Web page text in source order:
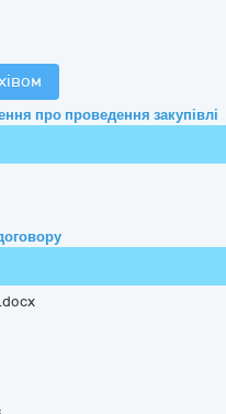
про проведення закупівлі